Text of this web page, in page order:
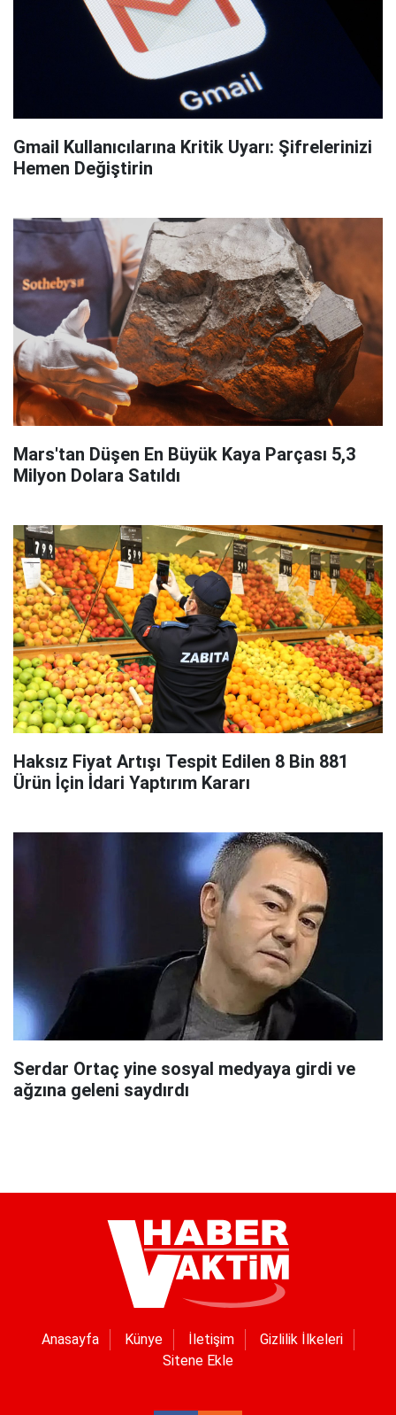
Gmail Kullanıcılarına Kritik Uyarı: Şifrelerinizi
Hemen Değiştirin
Mars'tan Düşen En Büyük Kaya Parçası 5,3
Milyon Dolara Satıldı
Haksız Fiyat Artışı Tespit Edilen 8 Bin 881
Ürün İçin İdari Yaptırım Kararı
Serdar Ortaç yine sosyal medyaya girdi ve
ağzına geleni saydırdı
Anasayfa Künye İletişim
Gizlilik İlkeleri
Sitene Ekle